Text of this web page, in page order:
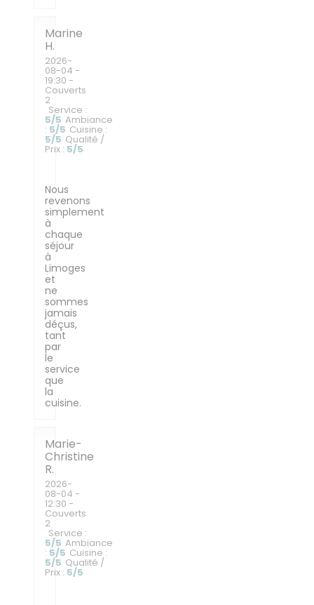
Marine
H
2026-
08-04 -
19:30 -
Couverts
2
Service :
5/5 Ambiance
: 5/5 Cuisine :
5/5 Qualité /
Prix : 5/5
Nous
revenons
simplement
à
chaque
séjour
à
Limoges
et
ne
sommes
jamais
déçus,
tant
par
le
service
que
la
cuisine.
Marie-
Christine
R
2026-
08-04 -
12:30 -
Couverts
2
Service :
5/5 Ambiance
: 5/5 Cuisine :
5/5 Qualité /
Prix : 5/5